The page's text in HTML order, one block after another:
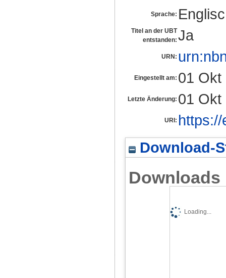
Sprache:
Titel an der UBT
entstanden: Ja
URN:
Eingestellt am: 01 Okt
Letzte Änderung: 01 Okt
URI:
Download-
Downloads
Loading...